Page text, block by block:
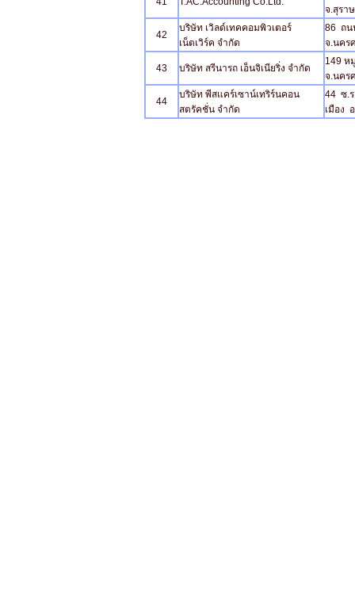
จ.สุรา
42
บริษัท เวิลด์เทคคอมพิวเตอร์
เน็ตเวิร์ค จำกัด
86 ถน
จ.นคร
43 บริษัท สรีนารถ เอ็นจิเนียริ่ง จำกัด
149 ห
จ.นคร
44
บริษัท พีสแคร์เซาน์เทริร์นคอน
สตรัคชั่น จำกัด
44 ซ.
เมือง